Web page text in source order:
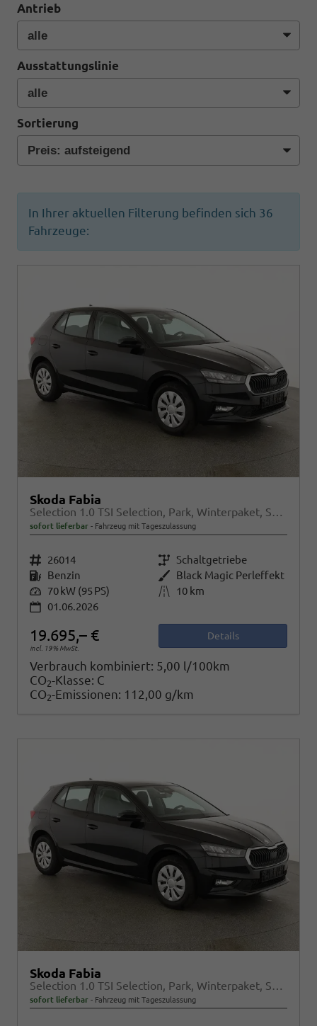
Antrieb
Ausstattungslinie
Sortierung
In Ihrer aktuellen Filterung befinden sich 36
Fahrzeuge:
Skoda Fabia
Selection 1.0 TSI Selection, Park, Winterpaket, SmartLink, 4 J.-Garantie
sofort lieferbar Fahrzeug mit Tageszulassung
Fahrzeugnr. 26014 Getriebe Schaltgetriebe
Kraftstoff Benzin Außenfarbe Black Magic Perleffekt
Leistung 70 kW (95 PS) Kilometerstand
10 km
01.06.2026
19.695,– €
incl. 19% MwSt.
Details
Verbrauch kombiniert: 5,00 l/100km
CO2-Klasse: C
CO2-Emissionen: 112,00 g/km
Skoda Fabia
Selection 1.0 TSI Selection, Park, Winterpaket, SmartLink, 4 J.-Garantie
sofort lieferbar Fahrzeug mit Tageszulassung